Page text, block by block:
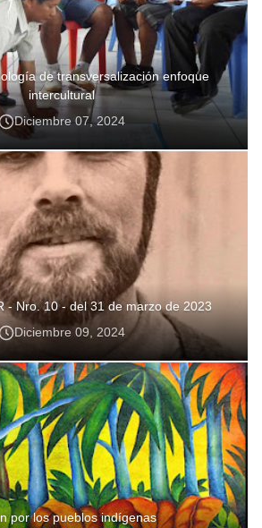
de transversalización enfoque
intercultural
Diciembre 07, 2024
- Nro. 10 - del 31 de marzo de 2023
Diciembre 09, 2024
por los pueblos indígenas